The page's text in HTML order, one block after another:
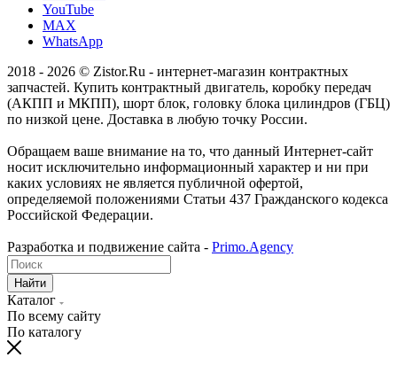
YouTube
MAX
WhatsApp
2018 - 2026 © Zistor.Ru - интернет-магазин контрактных
запчастей. Купить контрактный двигатель, коробку передач
(АКПП и МКПП), шорт блок, головку блока цилиндров (ГБЦ)
по низкой цене. Доставка в любую точку России.
Обращаем ваше внимание на то, что данный Интернет-сайт
носит исключительно информационный характер и ни при
каких условиях не является публичной офертой,
определяемой положениями Статьи 437 Гражданского кодекса
Российской Федерации.
Разработка и подвижение сайта - Primo.Agency
Найти
Каталог
По всему сайту
По каталогу